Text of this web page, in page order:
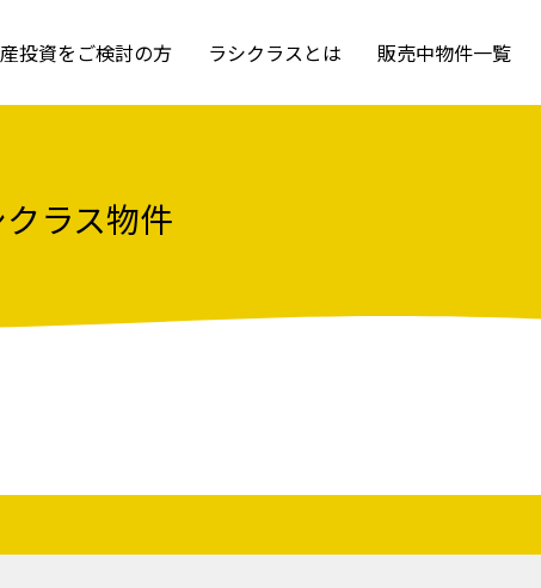
投資をご検討の方 ラシクラスとは 販売中物件一覧
クラス物件